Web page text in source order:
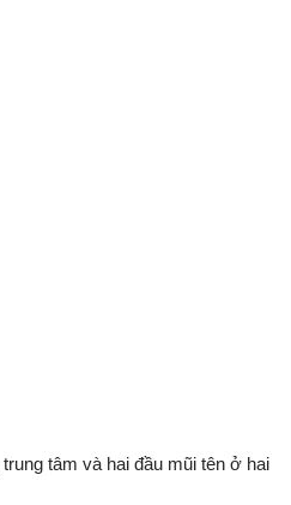
tâm và hai đầu mũi tên ở hai